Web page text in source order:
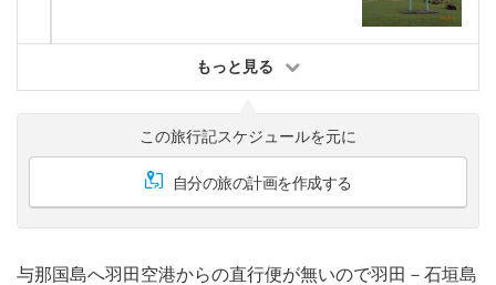
もっと見る
この旅行記スケジュールを元に
自分の旅の計画を作成する
与那国島へ羽田空港からの直行便が無いので羽田－石垣島